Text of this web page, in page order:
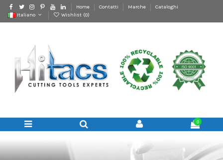
Home Contatti Marche
Cataloghi
Italiano
Wishlist (0)
0